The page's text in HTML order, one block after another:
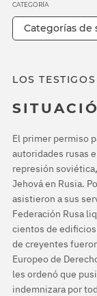
LOS
El primer permiso
autoridades rusas
represión
Jehová en Rusia.
asistieron a sus
Federación Rusa
cientos de
de creyentes
Europeo de
les ordenó que
indemnizara por
CATEGORÍA
Categorías de